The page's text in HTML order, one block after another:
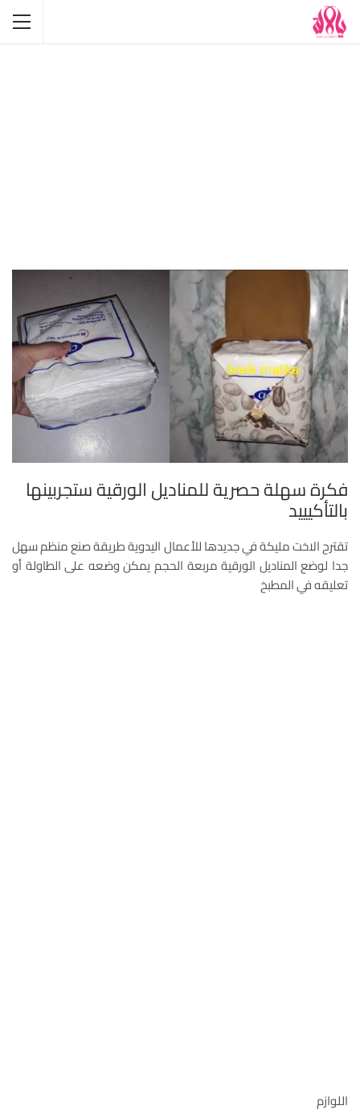
فكرة سهلة حصرية للمناديل الورقية ستجربينها
بالتأكيييد
تقترح الاخت مليكة في جديدها للأعمال اليدوية طريقة صنع منظم سهل
جدا لوضع المناديل الورقية مربعة الحجم يمكن وضعه على الطاولة أو
تعليقه في المطبخ
اللوازم